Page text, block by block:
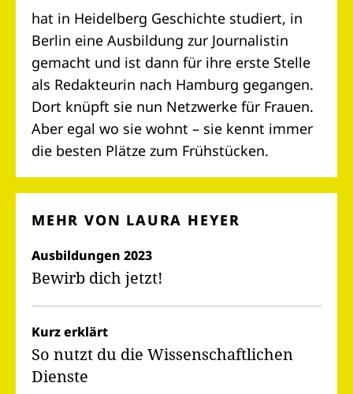
hat in Heidelberg Geschichte studiert, in
Berlin eine Ausbildung zur Journalistin
gemacht und ist dann für ihre erste Stelle
als Redakteurin nach Hamburg gegangen.
Dort knüpft sie nun Netzwerke für Frauen.
Aber egal wo sie wohnt – sie kennt immer
die besten Plätze zum Frühstücken.
MEHR VON LAURA HEYER
Ausbildungen 2023
Bewirb dich jetzt!
Kurz erklärt
So nutzt du die Wissenschaftlichen
Dienste